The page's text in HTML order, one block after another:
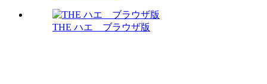
THE ハエ ブラウザ版